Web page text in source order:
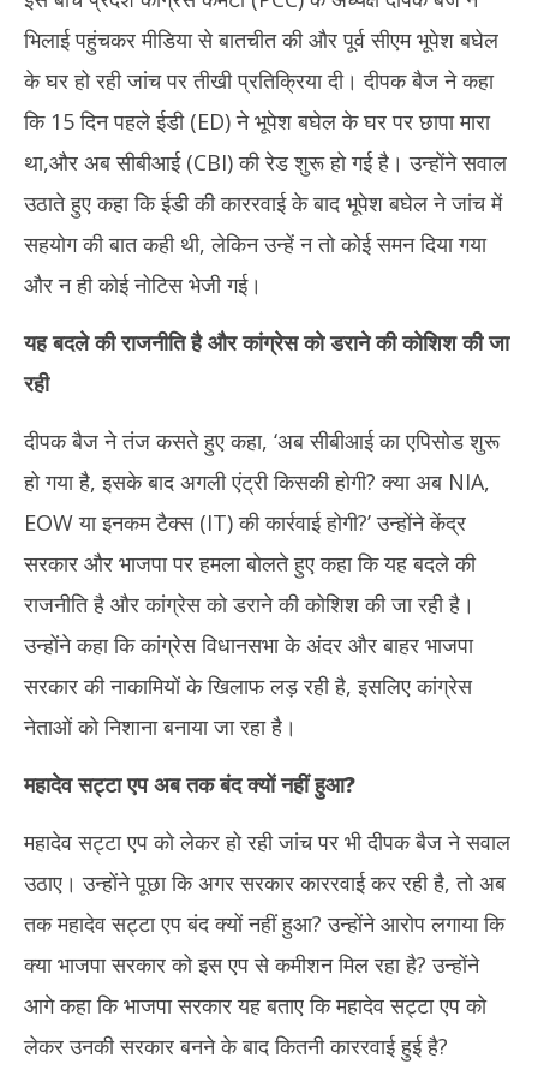
भिलाई पहुंचकर मीडिया से बातचीत की और पूर्व सीएम भूपेश बघेल
के घर हो रही जांच पर तीखी प्रतिक्रिया दी। दीपक बैज ने कहा
कि 15 दिन पहले ईडी (ED) ने भूपेश बघेल के घर पर छापा मारा
था,और अब सीबीआई (CBI) की रेड शुरू हो गई है। उन्होंने सवाल
उठाते हुए कहा कि ईडी की काररवाई के बाद भूपेश बघेल ने जांच में
सहयोग की बात कही थी, लेकिन उन्हें न तो कोई समन दिया गया
और न ही कोई नोटिस भेजी गई।
यह बदले की राजनीति है और कांग्रेस को डराने की कोशिश की जा
रही
दीपक बैज ने तंज कसते हुए कहा, ‘अब सीबीआई का एपिसोड शुरू
हो गया है, इसके बाद अगली एंट्री किसकी होगी? क्या अब NIA,
EOW या इनकम टैक्स (IT) की कार्रवाई होगी?’ उन्होंने केंद्र
सरकार और भाजपा पर हमला बोलते हुए कहा कि यह बदले की
राजनीति है और कांग्रेस को डराने की कोशिश की जा रही है।
उन्होंने कहा कि कांग्रेस विधानसभा के अंदर और बाहर भाजपा
सरकार की नाकामियों के खिलाफ लड़ रही है, इसलिए कांग्रेस
नेताओं को निशाना बनाया जा रहा है।
महादेव सट्टा एप अब तक बंद क्यों नहीं हुआ?
महादेव सट्टा एप को लेकर हो रही जांच पर भी दीपक बैज ने सवाल
उठाए। उन्होंने पूछा कि अगर सरकार काररवाई कर रही है, तो अब
तक महादेव सट्टा एप बंद क्यों नहीं हुआ? उन्होंने आरोप लगाया कि
क्या भाजपा सरकार को इस एप से कमीशन मिल रहा है? उन्होंने
आगे कहा कि भाजपा सरकार यह बताए कि महादेव सट्टा एप को
लेकर उनकी सरकार बनने के बाद कितनी काररवाई हुई है?